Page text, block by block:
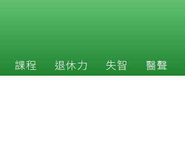
課程 退休力 失智 醫聲